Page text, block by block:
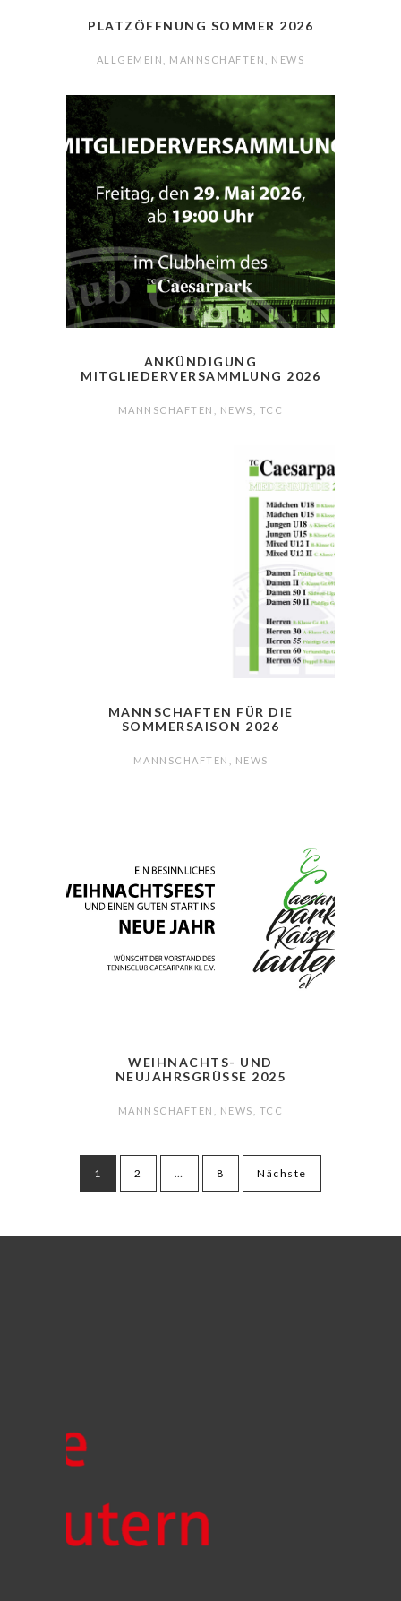
PLATZÖFFNUNG SOMMER 2026
ALLGEMEIN MANNSCHAFTEN NEWS
ANKÜNDIGUNG
MITGLIEDERVERSAMMLUNG 2026
MANNSCHAFTEN NEWS TCC
MANNSCHAFTEN FÜR DIE
SOMMERSAISON 2026
MANNSCHAFTEN NEWS
WEIHNACHTS- UND
NEUJAHRSGRÜSSE 2025
MANNSCHAFTEN NEWS TCC
der1 2 … 8 Nächste